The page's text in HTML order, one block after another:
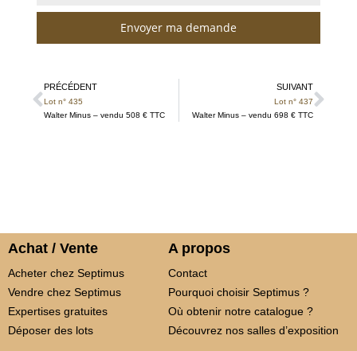
Envoyer ma demande
PRÉCÉDENT
Lot n° 435
Walter Minus – vendu 508 € TTC
SUIVANT
Lot n° 437
Walter Minus – vendu 698 € TTC
Achat / Vente
Acheter chez Septimus
Vendre chez Septimus
Expertises gratuites
Déposer des lots
A propos
Contact
Pourquoi choisir Septimus ?
Où obtenir notre catalogue ?
Découvrez nos salles d’exposition